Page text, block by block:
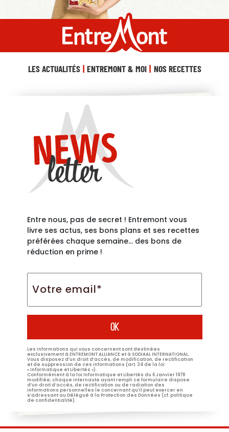
LES ACTUALITÉS ENTREMONT & MOI NOS RECETTES
Entre nous, pas de secret ! Entremont vous
livre ses actus, ses bons plans et ses recettes
préférées chaque semaine… des bons de
réduction en prime !
email*
Les informations qui vous concernent sont destinées
exclusivement à ENTREMONT ALLIANCE et à SODIAAL INTERNATIONAL.
Vous disposez d’un droit d’accès, de modification, de rectification
et de suppression de ces informations (art. 34 de la loi
« Informatique et Libertés »).
Conformément à la loi Informatique et Libertés du 6 Janvier 1978
modifiée, chaque internaute ayant rempli ce formulaire dispose
d’un droit d’accès, de rectification ou de radiation des
informations personnelles le concernant qu’il peut exercer en
s’adressant au Délégué à la Protection des Données (cf. politique
de confidentialité).